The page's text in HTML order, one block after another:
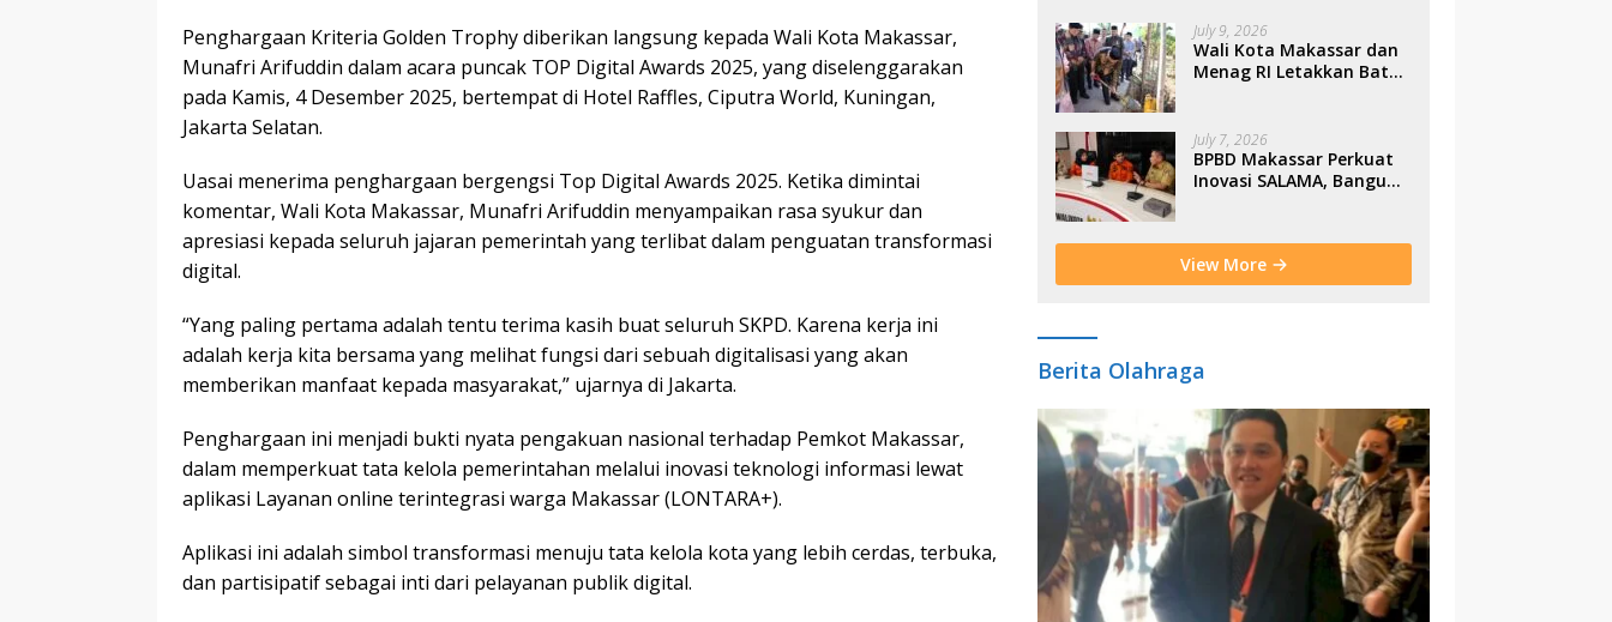
Penghargaan Kriteria Golden Trophy diberikan langsung kepada Wali Kota Makassar,
Munafri Arifuddin dalam acara puncak TOP Digital Awards 2025, yang diselenggarakan
pada Kamis, 4 Desember 2025, bertempat di Hotel Raffles, Ciputra World, Kuningan,
Jakarta Selatan.
Uasai menerima penghargaan bergengsi Top Digital Awards 2025. Ketika dimintai
komentar, Wali Kota Makassar, Munafri Arifuddin menyampaikan rasa syukur dan
apresiasi kepada seluruh jajaran pemerintah yang terlibat dalam penguatan transformasi
digital.
“Yang paling pertama adalah tentu terima kasih buat seluruh SKPD. Karena kerja ini
adalah kerja kita bersama yang melihat fungsi dari sebuah digitalisasi yang akan
memberikan manfaat kepada masyarakat,” ujarnya di Jakarta.
Penghargaan ini menjadi bukti nyata pengakuan nasional terhadap Pemkot Makassar,
dalam memperkuat tata kelola pemerintahan melalui inovasi teknologi informasi lewat
aplikasi Layanan online terintegrasi warga Makassar (LONTARA+).
Aplikasi ini adalah simbol transformasi menuju tata kelola kota yang lebih cerdas, terbuka,
dan partisipatif sebagai inti dari pelayanan publik digital.
July 9, 2026
Wali Kota Makassar dan
Menag RI Letakkan Batu
BTP
July 7, 2026
BPBD Makassar Perkuat
Inovasi SALAMA, Bangun
View More
Berita Olahraga